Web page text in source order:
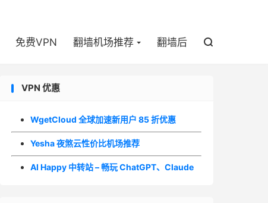
免费VPN 翻墙机场推荐 翻墙后 
VPN 优惠
WgetCloud 全球加速新用户 85 折优惠
Yesha 夜煞云性价比机场推荐
AI Happy 中转站 – 畅玩 ChatGPT、Claude